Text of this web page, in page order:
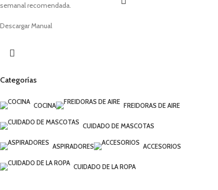
Categorías
COCINA FREIDORAS DE AIRE
CUIDADO DE MASCOTAS
ASPIRADORES ACCESORIOS
CUIDADO DE LA ROPA
semanal recomendada.
Descargar Manual